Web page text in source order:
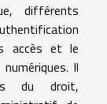
différents
accès et le
Il
du droit,